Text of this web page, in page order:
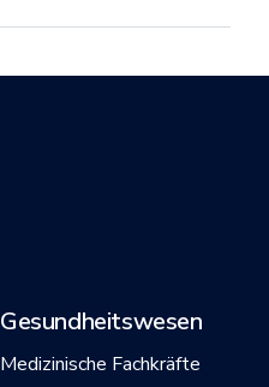
Gesundheitswesen
Medizinische Fachkräfte